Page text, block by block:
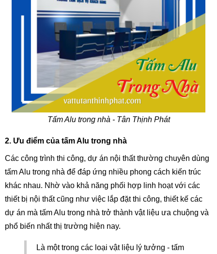
Tấm Alu trong nhà - Tân Thịnh Phát
2. Ưu điểm của tấm Alu trong nhà
Các công trình thi công, dự án nội thất thường chuyên dùng
tấm Alu trong nhà để đáp ứng nhiều phong cách kiến trúc
khác nhau. Nhờ vào khả năng phối hợp linh hoạt với các
thiết bị nội thất cũng như việc lắp đặt thi công, thiết kế các
dự án mà tấm Alu trong nhà trở thành vật liệu ưa chuộng và
phổ biến nhất thị trường hiện nay.
Là một trong các loại vật liệu lý tưởng - tấm